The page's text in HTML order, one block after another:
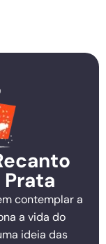
contemplar a
a vida do
ideia das